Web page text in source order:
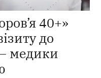
40+»
до
медики